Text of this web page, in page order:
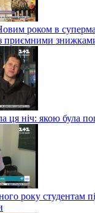
роком в
приємними
ця ніч: якою була
року студентам